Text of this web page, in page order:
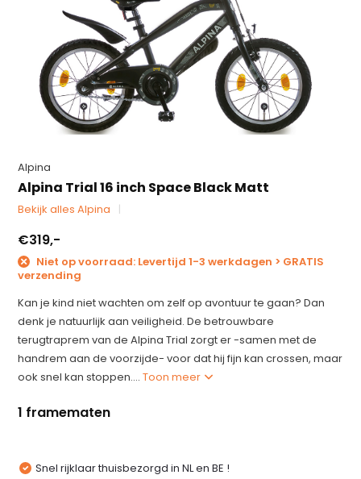
Alpina
Alpina Trial 16 inch Space Black Matt
Bekijk alles Alpina
€319,-
Niet op voorraad: Levertijd 1-3 werkdagen > GRATIS
verzending
Kan je kind niet wachten om zelf op avontuur te gaan? Dan
denk je natuurlijk aan veiligheid. De betrouwbare
terugtraprem van de Alpina Trial zorgt er -samen met de
handrem aan de voorzijde- voor dat hij fijn kan crossen, maar
ook snel kan stoppen....Toon meer
1 framematen
Snel rijklaar thuisbezorgd in NL en BE !